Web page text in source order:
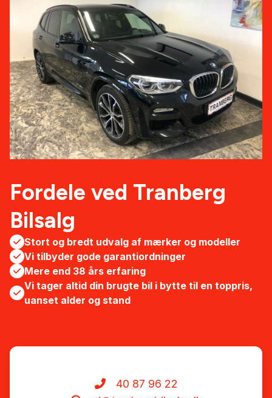
Fordele ved Tranberg
Bilsalg
Stort og bredt udvalg af mærker og modeller
Vi tilbyder gode garantiordninger
Mere end 38 års erfaring
Vi tager altid din brugte bil i bytte til en toppris,
uanset alder og stand
40 87 96 22